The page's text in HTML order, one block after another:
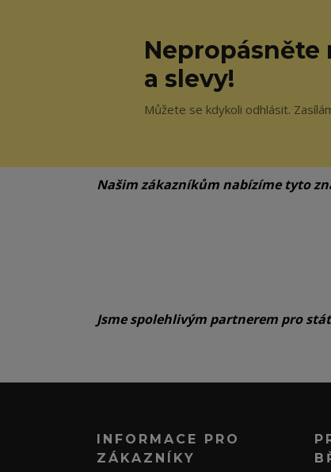
Nepropásněte
a slevy!
Můžete se kdykoli odhlásit.
Našim zákazníkům nabízíme tyto
Jsme spolehlivým partnerem pro
INFORMACE PRO
ZÁKAZNÍKY